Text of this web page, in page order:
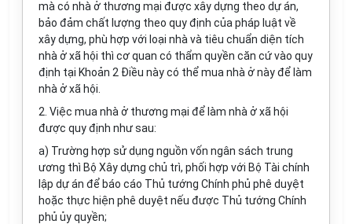
mà có nhà ở thương mại được xây dựng theo dự án,
bảo đảm chất lượng theo quy định của pháp luật về
xây dựng, phù hợp với loại nhà và tiêu chuẩn diện tích
nhà ở xã hội thì cơ quan có thẩm quyền căn cứ vào quy
định tại Khoản 2 Điều này có thể mua nhà ở này để làm
nhà ở xã hội.
2. Việc mua nhà ở thương mại để làm nhà ở xã hội
được quy định như sau:
a) Trường hợp sử dụng nguồn vốn ngân sách trung
ương thì Bộ Xây dựng chủ trì, phối hợp với Bộ Tài chính
lập dự án để báo cáo Thủ tướng Chính phủ phê duyệt
hoặc thực hiện phê duyệt nếu được Thủ tướng Chính
phủ ủy quyền;